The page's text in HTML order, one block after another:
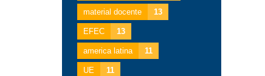
material docente 13
EFEC 13
america latina 11
UE 11